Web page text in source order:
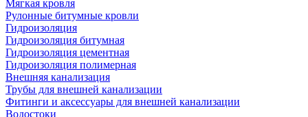
Мягкая кровля
Рулонные битумные кровли
Гидроизоляция
Гидроизоляция битумная
Гидроизоляция цементная
Гидроизоляция полимерная
Внешняя канализация
Трубы для внешней канализации
Фитинги и аксессуары для внешней канализации
Водостоки